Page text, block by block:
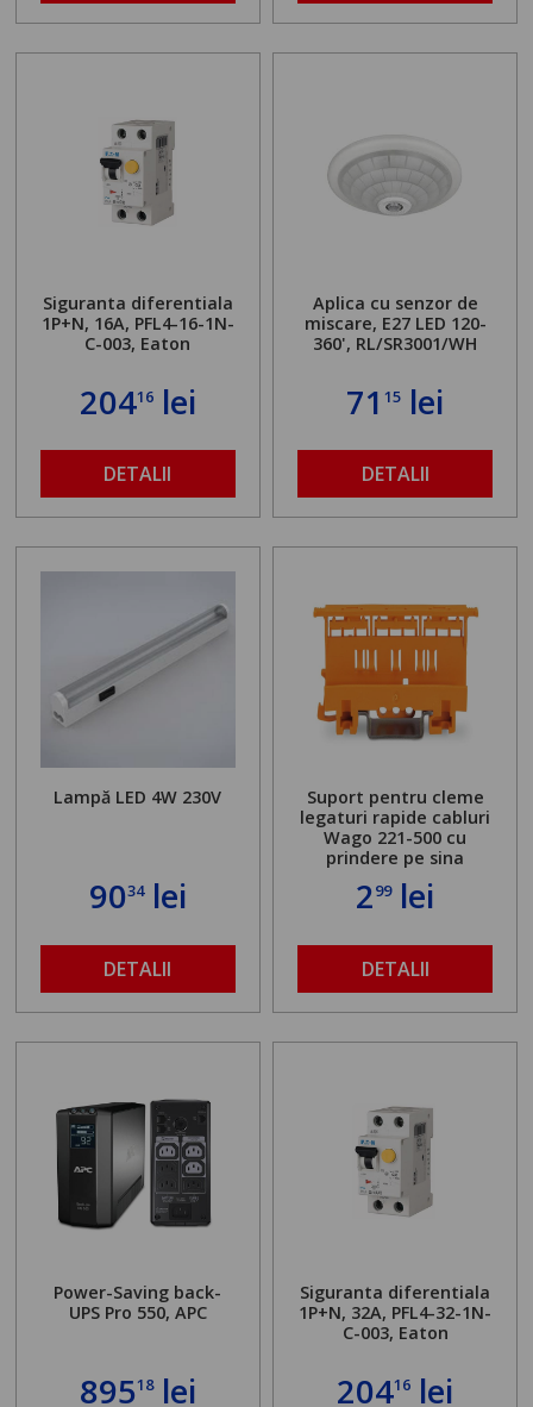
Siguranta diferentiala
1P+N, 16A, PFL4-16-1N-
C-003, Eaton
20416lei
DETALII
Aplica cu senzor de
miscare, E27 LED 120-
360', RL/SR3001/WH
7115 lei
DETALII
Lampă LED 4W 230V
9034lei
DETALII
Suport pentru cleme
legaturi rapide cabluri
Wago 221-500 cu
prindere pe sina
299lei
DETALII
Power-Saving back-
UPS Pro 550, APC
89518lei
Siguranta diferentiala
1P+N, 32A, PFL4-32-1N-
C-003, Eaton
20416 lei